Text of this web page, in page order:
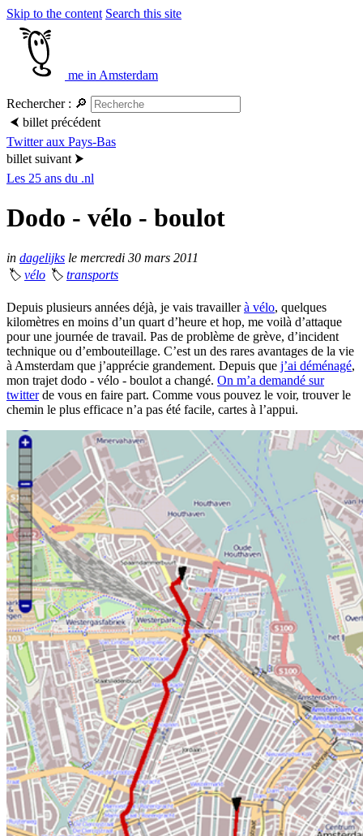
Skip to the content Search this site
me in Amsterdam
Rechercher : 🔎
⮜ billet précédent
Twitter aux Pays-Bas
billet suivant ⮞
Les 25 ans du .nl
Dodo - vélo - boulot
in dagelijks le mercredi 30 mars 2011
🏷 vélo 🏷 transports
Depuis plusieurs années déjà, je vais travaillerà vélo, quelques
kilomètres en moins d’un quart d’heure et hop, me voilà d’attaque
pour une journée de travail. Pas de problème de grève, d’incident
technique ou d’embouteillage. C’est un des rares avantages de la vie
à Amsterdam que j’apprécie grandement. Depuis que j’ai déménagé,
mon trajet dodo - vélo - boulot a changé. On m’a demandé sur
twitterde vous en faire part. Comme vous pouvez le voir, trouver le
chemin le plus efficace n’a pas été facile, cartes à l’appui.